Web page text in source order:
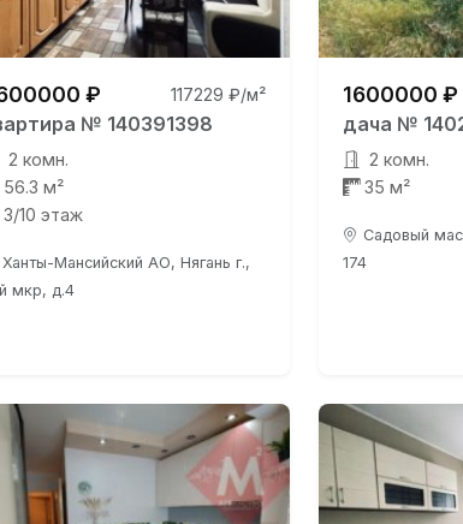
₽ 117229 ₽/м²
№ 140391398
2 комн.
56.3 м²
3/10 этаж
Ханты-Мансийский АО, Нягань г.,
мкр, д.4
1600000 ₽
дача №
2 комн.
35 м²
Садовый
174